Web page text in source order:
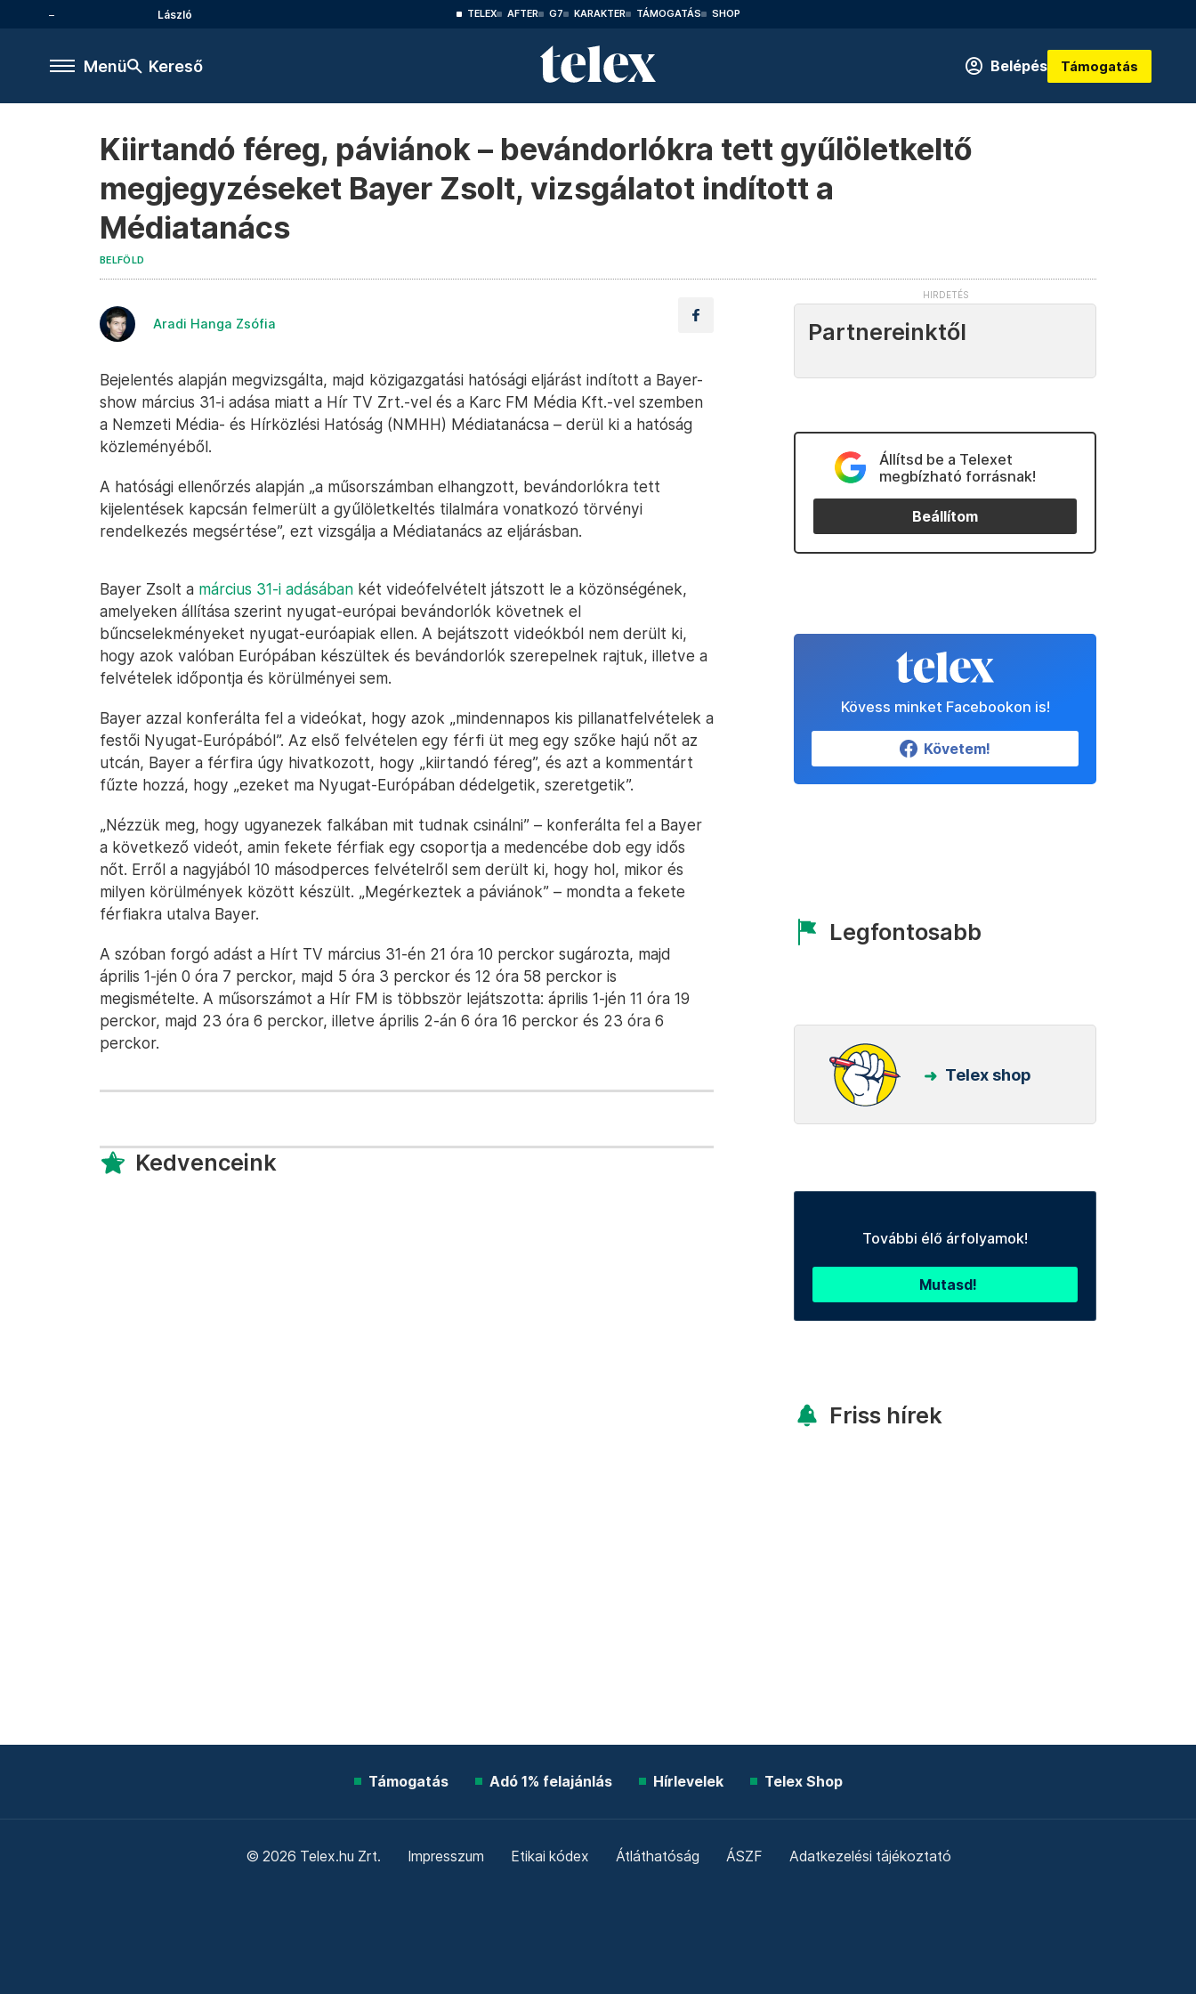
László TELEX AFTER G7 KARAKTER TÁMOGATÁS SHOP
Menü Kereső Belépés Támogatás
Kiirtandó féreg, páviánok – bevándorlókra tett gyűlöletkeltő
megjegyzéseket Bayer Zsolt, vizsgálatot indított a
Médiatanács
BELFÖLD
Aradi Hanga Zsófia
Bejelentés alapján megvizsgálta, majd közigazgatási hatósági eljárást indított a Bayer-
show március 31-i adása miatt a Hír TV Zrt.-vel és a Karc FM Média Kft.-vel szemben
a Nemzeti Média- és Hírközlési Hatóság (NMHH) Médiatanácsa – derül ki a hatóság
közleményéből.
A hatósági ellenőrzés alapján „a műsorszámban elhangzott, bevándorlókra tett
kijelentések kapcsán felmerült a gyűlöletkeltés tilalmára vonatkozó törvényi
rendelkezés megsértése”, ezt vizsgálja a Médiatanács az eljárásban.
Bayer Zsolt a március 31-i adásában két videófelvételt játszott le a közönségének,
amelyeken állítása szerint nyugat-európai bevándorlók követnek el
bűncselekményeket nyugat-euróapiak ellen. A bejátszott videókból nem derült ki,
hogy azok valóban Európában készültek és bevándorlók szerepelnek rajtuk, illetve a
felvételek időpontja és körülményei sem.
Bayer azzal konferálta fel a videókat, hogy azok „mindennapos kis pillanatfelvételek a
festői Nyugat-Európából”. Az első felvételen egy férfi üt meg egy szőke hajú nőt az
utcán, Bayer a férfira úgy hivatkozott, hogy „kiirtandó féreg”, és azt a kommentárt
fűzte hozzá, hogy „ezeket ma Nyugat-Európában dédelgetik, szeretgetik”.
„Nézzük meg, hogy ugyanezek falkában mit tudnak csinálni” – konferálta fel a Bayer
a következő videót, amin fekete férfiak egy csoportja a medencébe dob egy idős
nőt. Erről a nagyjából 10 másodperces felvételről sem derült ki, hogy hol, mikor és
milyen körülmények között készült. „Megérkeztek a páviánok” – mondta a fekete
férfiakra utalva Bayer.
A szóban forgó adást a Hírt TV március 31-én 21 óra 10 perckor sugározta, majd
április 1-jén 0 óra 7 perckor, majd 5 óra 3 perckor és 12 óra 58 perckor is
megismételte. A műsorszámot a Hír FM is többször lejátszotta: április 1-jén 11 óra 19
perckor, majd 23 óra 6 perckor, illetve április 2-án 6 óra 16 perckor és 23 óra 6
perckor.
Kedvenceink
Partnereinktől
Állítsd be a Telexet
megbízható forrásnak!
Beállítom
Kövess minket Facebookon is!
Követem!
Legfontosabb
Telex shop
További élő árfolyamok!
Mutasd!
Friss hírek
Támogatás Adó 1% felajánlás Hírlevelek Telex Shop
© 2026 Telex.hu Zrt. Impresszum Etikai kódex Átláthatóság ÁSZF Adatkezelési tájékoztató